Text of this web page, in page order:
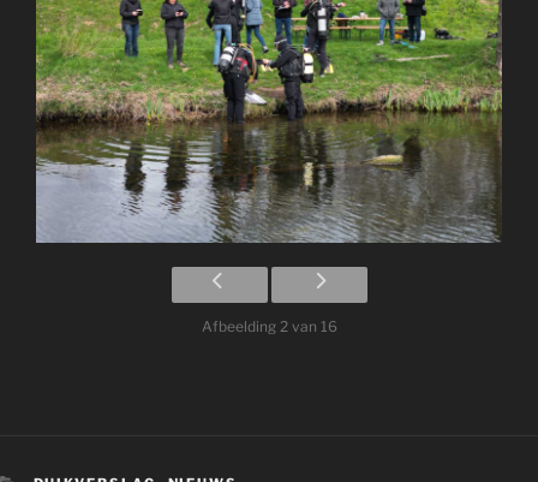
Afbeelding 2 van 16